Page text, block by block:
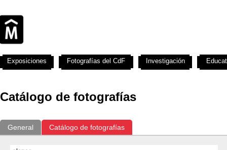
Catálogo de fotografías
General Catálogo de fotografías
Exposiciones Fotografías del CdF Investigación